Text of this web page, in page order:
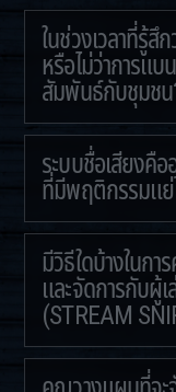
ในช่วงเวลาที่รู้
หรือไม่ว่าการแ
สัมพันธ์กับชุมช
ระบบชื่อเสียงคือ
ที่มีพฤติกรรมแย่
มีวิธีใดบ้างในก
และจัดการกับผู้
(STREAM